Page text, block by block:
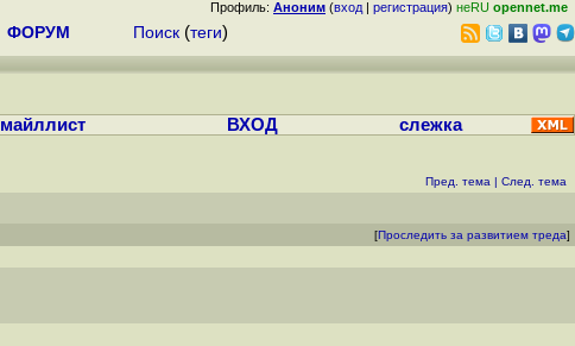
Профиль: Аноним (вход | регистрация) неRU opennet.me
ФОРУМ Поиск (теги)
майллист ВХОД слежка
Пред. тема | След. тема
[Проследить за развитием треда]